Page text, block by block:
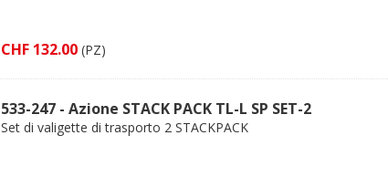
CHF 132.00 (PZ)
533-247 - Azione STACK PACK TL-L SP SET-2
Set di valigette di trasporto 2 STACKPACK